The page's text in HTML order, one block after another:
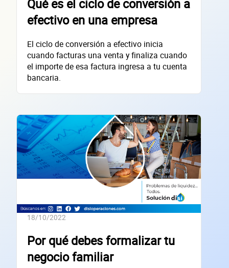
Qué es el ciclo de conversión a
efectivo en una empresa
El ciclo de conversión a efectivo inicia
cuando facturas una venta y finaliza cuando
el importe de esa factura ingresa a tu cuenta
bancaria.
18/10/2022
Por qué debes formalizar tu
negocio familiar
Sitio electrónico
Razón social
RFC de la empresa
Lo usamos solo para validar tu identidad fiscal — nunca lo compartimos con
Dirección de la empresa: Calle
Núm. Ext./Int.